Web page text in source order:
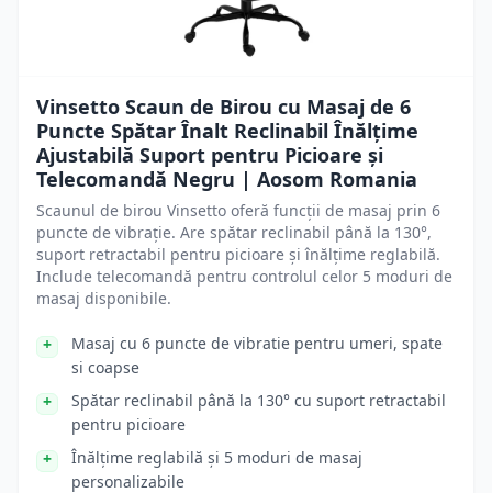
Vinsetto Scaun de Birou cu Masaj de 6
Puncte Spătar Înalt Reclinabil Înălțime
Ajustabilă Suport pentru Picioare și
Telecomandă Negru | Aosom Romania
Scaunul de birou Vinsetto oferă funcții de masaj prin 6
puncte de vibrație. Are spătar reclinabil până la 130°,
suport retractabil pentru picioare și înălțime reglabilă.
Include telecomandă pentru controlul celor 5 moduri de
masaj disponibile.
Masaj cu 6 puncte de vibratie pentru umeri, spate
si coapse
Spătar reclinabil până la 130° cu suport retractabil
pentru picioare
Înălțime reglabilă și 5 moduri de masaj
personalizabile